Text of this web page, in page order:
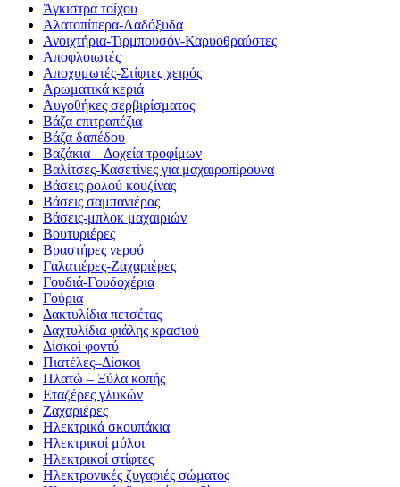
Άγκιστρα τοίχου
Αλατοπίπερα-Λαδόξυδα
Ανοιχτήρια-Τιρμπουσόν-Καρυοθραύστες
Αποφλοιωτές
Αποχυμωτές-Στίφτες χειρός
Αρωματικά κεριά
Αυγοθήκες σερβιρίσματος
Βάζα επιτραπέζια
Βάζα δαπέδου
Βαζάκια – Δοχεία τροφίμων
Βαλίτσες-Κασετίνες για μαχαιροπίρουνα
Βάσεις ρολού κουζίνας
Βάσεις σαμπανιέρας
Βάσεις-μπλοκ μαχαιριών
Βουτυριέρες
Βραστήρες νερού
Γαλατιέρες-Ζαχαριέρες
Γουδιά-Γουδοχέρια
Γούρια
Δακτυλίδια πετσέτας
Δαχτυλίδια φιάλης κρασιού
Δίσκοi φοντύ
Πιατέλες–Δίσκοι
Πλατώ – Ξύλα κοπής
Εταζέρες γλυκών
Ζαχαριέρες
Ηλεκτρικά σκουπάκια
Ηλεκτρικοί μύλοι
Ηλεκτρικοί στίφτες
Ηλεκτρονικές ζυγαριές σώματος